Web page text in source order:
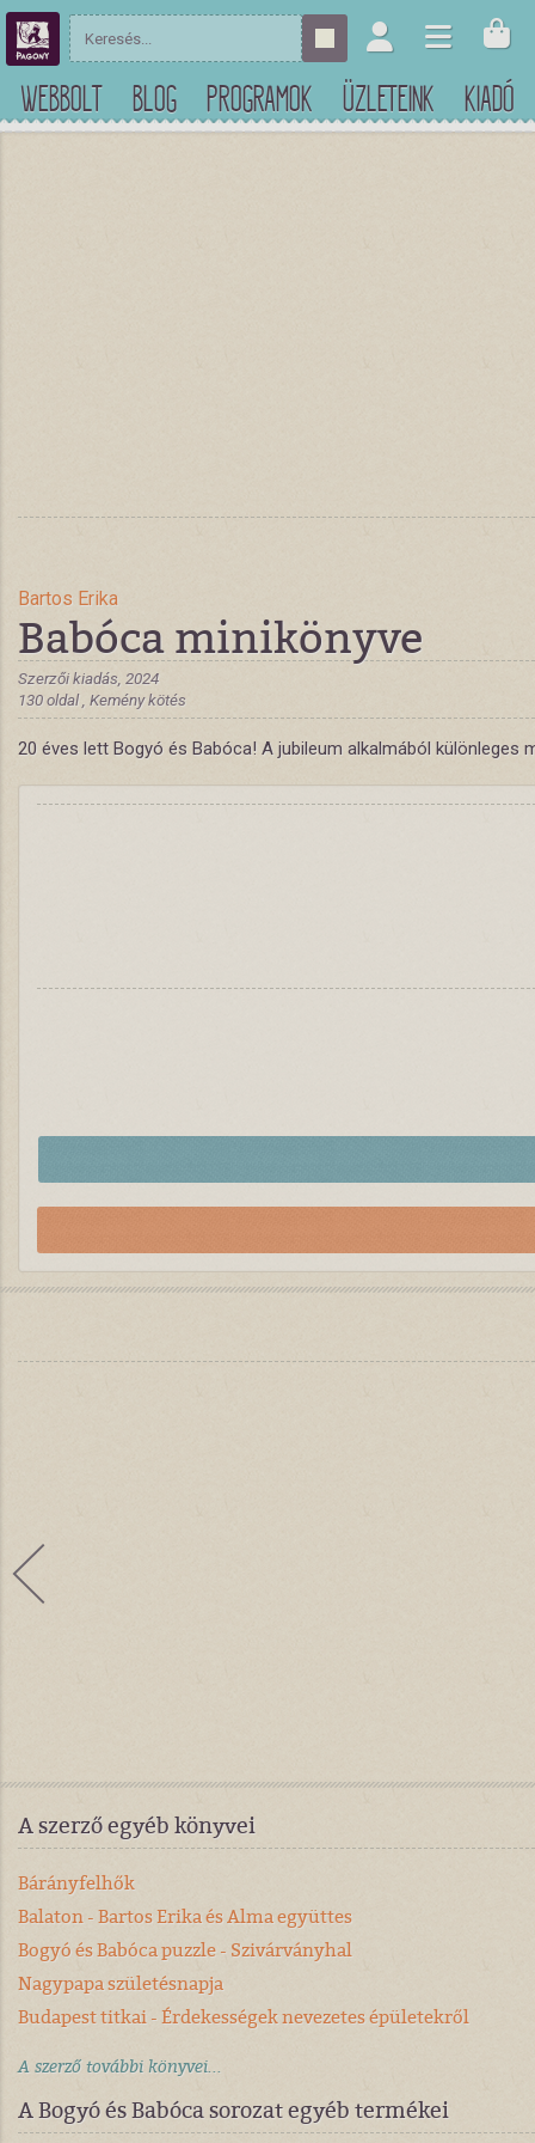
WEBBOLT BLOG PROGRAMOK ÜZLETEINK KIADÓ
Bartos Erika
Babóca minikönyve
Szerzői kiadás, 2024
130 oldal , Kemény kötés
20 éves lett Bogyó és Babóca! A jubileum alkalmából
A szerző egyéb könyvei
Bárányfelhők
Balaton - Bartos Erika és Alma együttes
Bogyó és Babóca puzzle - Szivárványhal
Nagypapa születésnapja
Budapest titkai - Érdekességek nevezetes épületekről
A szerző további könyvei...
A Bogyó és Babóca sorozat egyéb termékei